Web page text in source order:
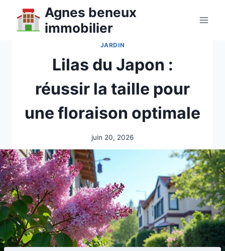
contenu
Agnes beneux
immobilier
JARDIN
Lilas du Japon :
réussir la taille pour
une floraison optimale
juin 20, 2026